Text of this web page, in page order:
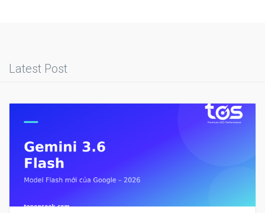
Latest Post